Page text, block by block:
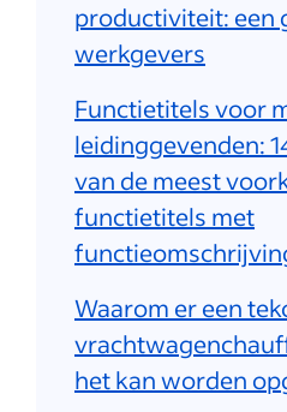
productiviteit: een
werkgevers
Functietitels voor
leidinggevenden:
van de meest
functietitels met
Waarom er een
het kan worden